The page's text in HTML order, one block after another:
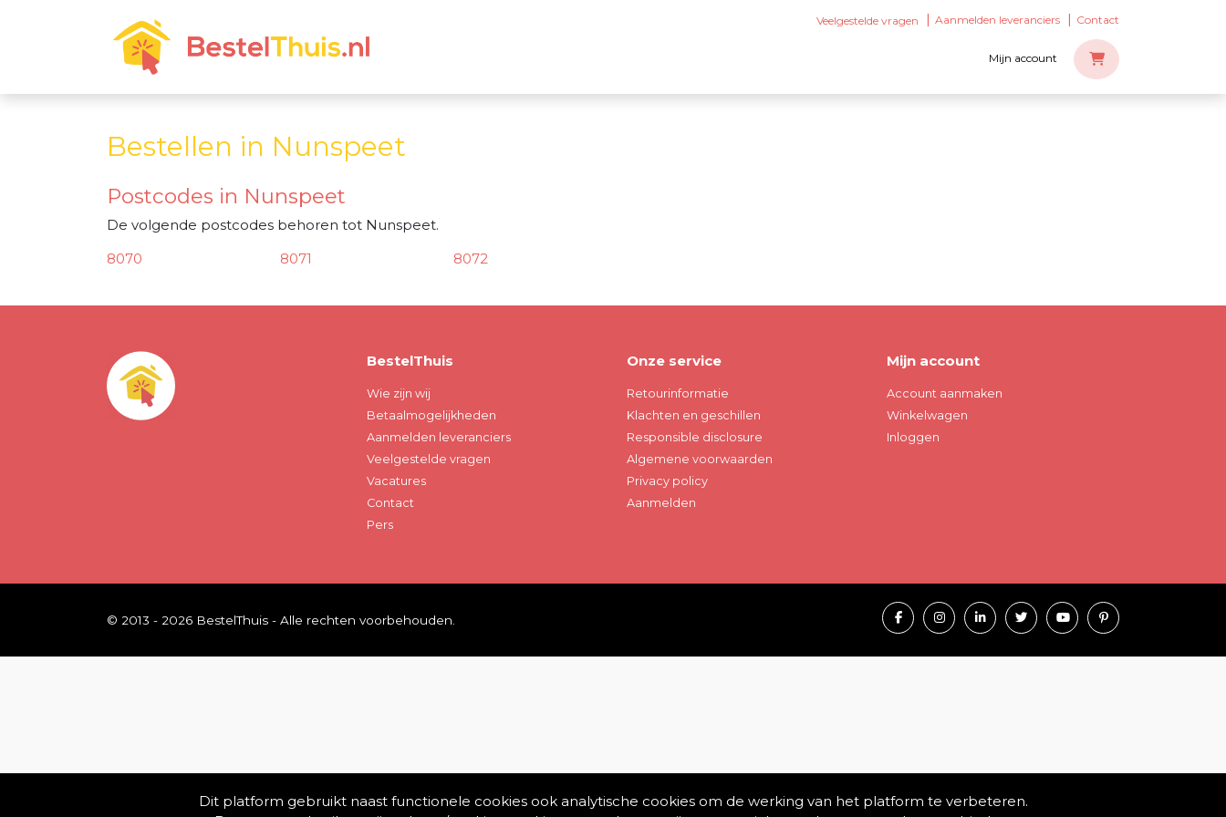
Veelgestelde vragen Aanmelden leveranciers Contact
Mijn account
Bestellen in Nunspeet
Postcodes in Nunspeet
De volgende postcodes behoren tot Nunspeet.
8070
8071 8072
BestelThuis
Wie zijn wij
Betaalmogelijkheden
Aanmelden leveranciers
Veelgestelde vragen
Vacatures
Contact
Pers
Onze service
Retourinformatie
Klachten en geschillen
Responsible disclosure
Algemene voorwaarden
Privacy policy
Aanmelden
Mijn account
Account aanmaken
Winkelwagen
Inloggen
© 2013 - 2026 BestelThuis - Alle rechten voorbehouden.
Dit platform gebruikt naast functionele cookies ook analytische cookies om de werking van het platform te verbeteren.